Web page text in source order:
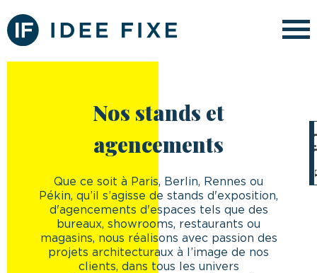
Nos stands et
agencements
Que ce soit à Paris, Berlin, Rennes ou
Pékin, qu’il s’agisse de stands d'exposition,
d'agencements d'espaces tels que des
bureaux, showrooms, restaurants ou
magasins, nous réalisons avec passion des
projets architecturaux à l’image de nos
clients, dans tous les univers